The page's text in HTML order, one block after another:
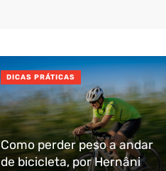
Como perder peso a andar
de bicicleta, por Hernâni
DICAS PRÁTICAS